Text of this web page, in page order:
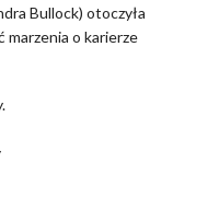
Bullock) otoczyła
marzenia o karierze